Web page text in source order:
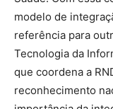
modelo de
referência para
Tecnologia da
que coordena a
reconhecimento